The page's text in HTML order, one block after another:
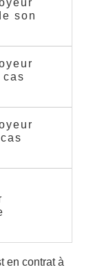
son
en contrat à